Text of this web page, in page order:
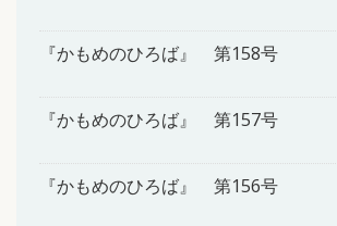
『かもめのひろば』 第158号
『かもめのひろば』 第157号
『かもめのひろば』 第156号